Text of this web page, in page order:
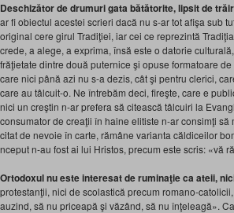
Deschizător de drumuri gata bătătorite, lipsit de
ar fi obiectul acestei scrieri dacă nu s-ar tot afişa sub
original cere girul Tradiţiei, iar cei ce reprezintă
crede, a alege, a exprima, însă este o datorie
frăţietate dintre două puternice şi opuse formatoare
care nici până azi nu s-a dezis, cât şi pentru clerici,
care au tâlcuit-o. Ne întrebăm deci, fireşte, care e
nici un creştin n-ar prefera să citească tâlcuiri la
consumator de creaţii în haine elitiste n-ar consimţi
citat de nevoie în carte, rămâne varianta căldiceilor
nceput n-au fost ai lui Hristos, precum este scris: «vă
Ortodoxul nu este interesat de ruminaţie ca ateii,
protestanţii, nici de scolastică precum romano-
auzind, să nu priceapă şi văzând, să nu înţeleagă».